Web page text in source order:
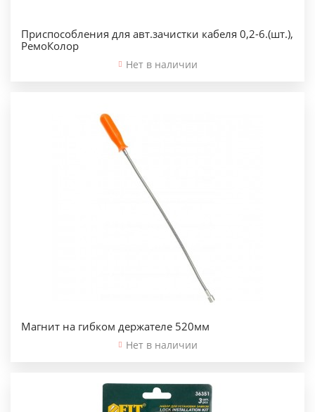
Приспособления для авт.зачистки кабеля 0,2-6.(шт.),
РемоКолор
Нет в наличии
Магнит на гибком держателе 520мм
Нет в наличии